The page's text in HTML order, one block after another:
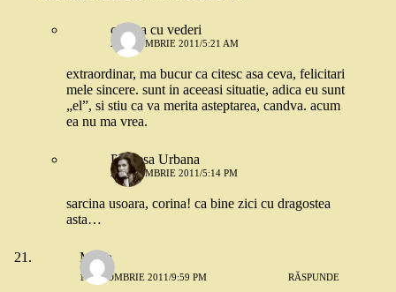
cineva cu vederi
2 OCTOMBRIE 2011/5:21 AM
extraordinar, ma bucur ca citesc asa ceva, felicitari
mele sincere. sunt in aceeasi situatie, adica eu sunt
„el”, si stiu ca va merita asteptarea, candva. acum
ea nu ma vrea.
Printesa Urbana
2 OCTOMBRIE 2011/5:14 PM
sarcina usoara, corina! ca bine zici cu dragostea
asta…
Mona
1 OCTOMBRIE 2011/9:59 PM RĂSPUNDE